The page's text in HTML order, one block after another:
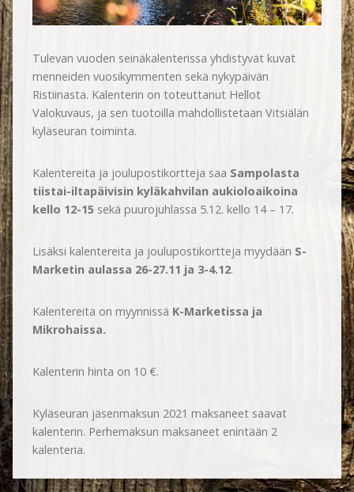
Tulevan vuoden seinäkalenterissa yhdistyvät kuvat
menneiden vuosikymmenten sekä nykypäivän
Ristiinasta. Kalenterin on toteuttanut Hellot
Valokuvaus, ja sen tuotoilla mahdollistetaan Vitsiälän
kyläseuran toiminta.
Kalentereita ja joulupostikortteja saa Sampolasta
tiistai-iltapäivisin kyläkahvilan aukioloaikoina
kello 12-15 sekä puurojuhlassa 5.12. kello 14 – 17.
Lisäksi kalentereita ja joulupostikortteja myydään S-
Marketin aulassa 26-27.11 ja 3-4.12.
Kalentereita on myynnissä K-Marketissa ja
Mikrohaissa.
Kalenterin hinta on 10 €.
Kyläseuran jäsenmaksun 2021 maksaneet saavat
kalenterin. Perhemaksun maksaneet enintään 2
kalenteria.